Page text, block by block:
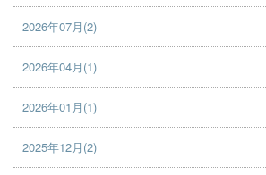
2026年07月(2)
2026年04月(1)
2026年01月(1)
2025年12月(2)